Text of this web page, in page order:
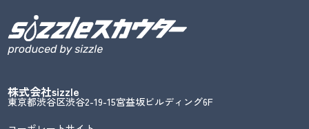
株式会社sizzle
東京都渋谷区渋谷2-19-15宮益坂ビルディング6F